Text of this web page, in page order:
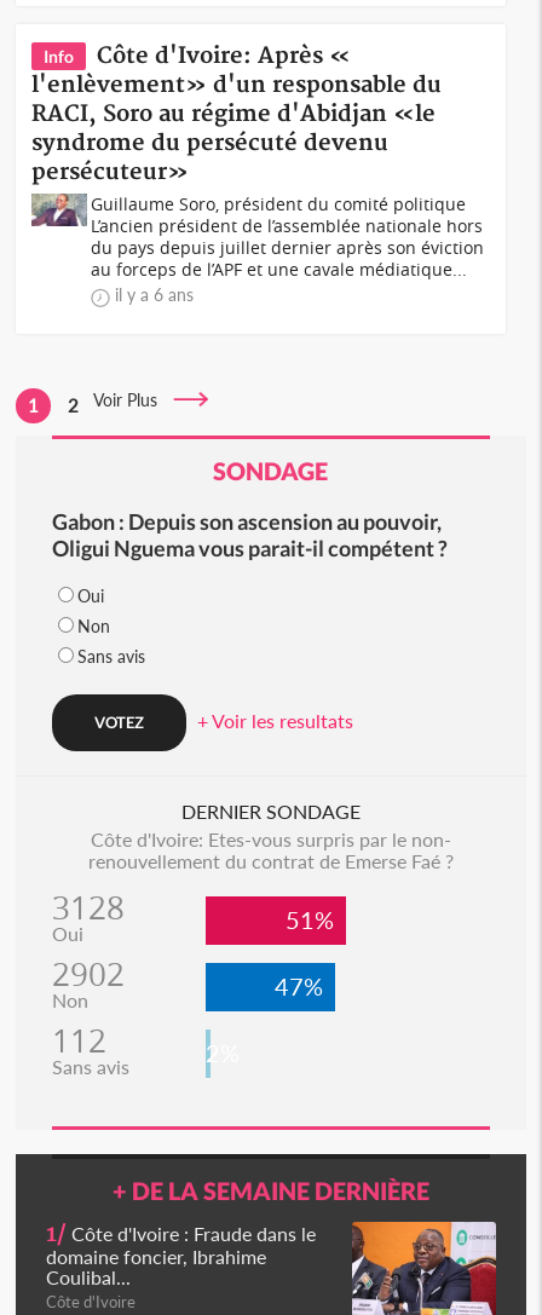
Info
Côte d'Ivoire: Après «
l'enlèvement» d'un responsable du
RACI, Soro au régime d'Abidjan «le
syndrome du persécuté devenu
persécuteur»
Guillaume Soro, président du comité politique
L’ancien président de l’assemblée nationale hors
du pays depuis juillet dernier après son éviction
au forceps de l’APF et une cavale médiatique...
il y a 6 ans
1 2 Voir Plus
SONDAGE
Gabon : Depuis son ascension au pouvoir,
Oligui Nguema vous parait-il compétent ?
Oui
Non
Sans avis
+ Voir les resultats
DERNIER SONDAGE
Côte d'Ivoire: Etes-vous surpris par le non-
renouvellement du contrat de Emerse Faé ?
3128
Oui 51%
2902
Non 47%
112
Sans avis 2%
+ DE LA SEMAINE DERNIÈRE
1/ Côte d'Ivoire : Fraude dans le
domaine foncier, Ibrahime
Coulibal...
Côte d'Ivoire